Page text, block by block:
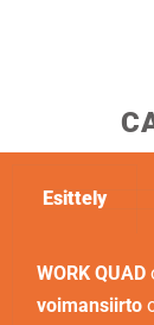
Esittely
WORK QUAD
voimansiirto